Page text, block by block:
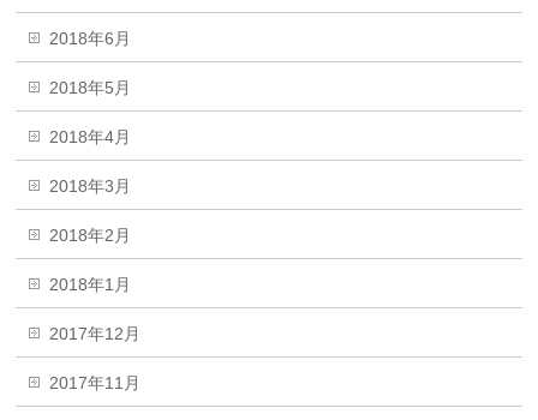
2018年6月
2018年5月
2018年4月
2018年3月
2018年2月
2018年1月
2017年12月
2017年11月